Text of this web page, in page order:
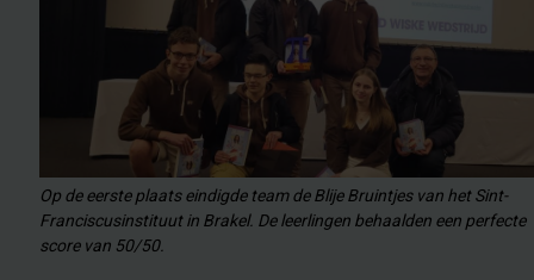
Op de eerste plaats eindigde team de Blije Bruintjes van het Sint-
Franciscusinstituut in Brakel. De leerlingen behaalden een perfecte
score van 50/50.